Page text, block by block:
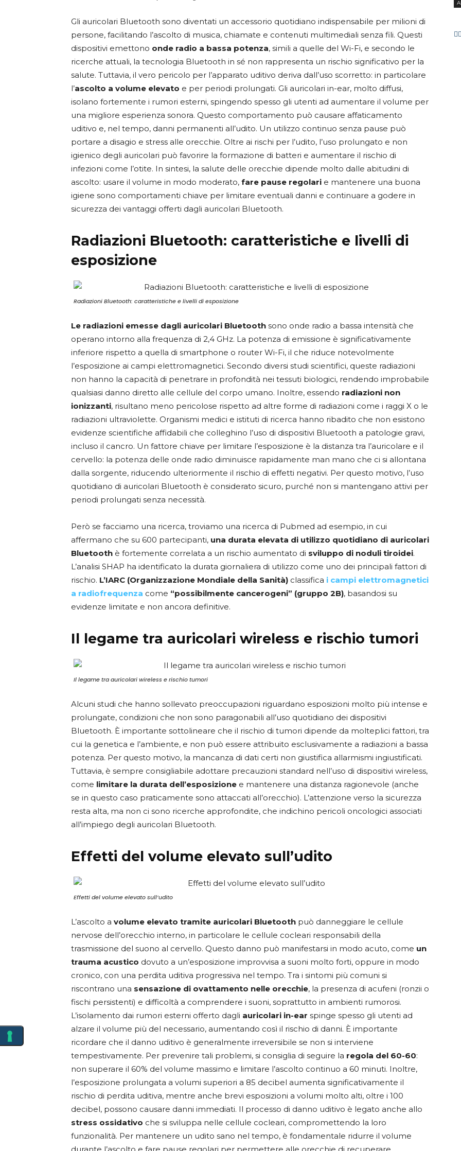
Gli auricolari Bluetooth sono diventati un accessorio quotidiano indispensabile per milioni di
persone, facilitando l’ascolto di musica, chiamate e contenuti multimediali senza fili. Questi
dispositivi emettono onde radio a bassa potenza, simili a quelle del Wi-Fi, e secondo le
ricerche attuali, la tecnologia Bluetooth in sé non rappresenta un rischio significativo per la
salute. Tuttavia, il vero pericolo per l’apparato uditivo deriva dall’uso scorretto: in particolare
l’ascolto a volume elevato e per periodi prolungati. Gli auricolari in-ear, molto diffusi,
isolano fortemente i rumori esterni, spingendo spesso gli utenti ad aumentare il volume per
una migliore esperienza sonora. Questo comportamento può causare affaticamento
uditivo e, nel tempo, danni permanenti all’udito. Un utilizzo continuo senza pause può
portare a disagio e stress alle orecchie. Oltre ai rischi per l’udito, l’uso prolungato e non
igienico degli auricolari può favorire la formazione di batteri e aumentare il rischio di
infezioni come l’otite. In sintesi, la salute delle orecchie dipende molto dalle abitudini di
ascolto: usare il volume in modo moderato, fare pause regolari e mantenere una buona
igiene sono comportamenti chiave per limitare eventuali danni e continuare a godere in
sicurezza dei vantaggi offerti dagli auricolari Bluetooth.
Radiazioni Bluetooth: caratteristiche e livelli di
esposizione
Radiazioni Bluetooth: caratteristiche e livelli di esposizione
Le radiazioni emesse dagli auricolari Bluetooth sono onde radio a bassa intensità che
operano intorno alla frequenza di 2,4 GHz. La potenza di emissione è significativamente
inferiore rispetto a quella di smartphone o router Wi-Fi, il che riduce notevolmente
l’esposizione ai campi elettromagnetici. Secondo diversi studi scientifici, queste radiazioni
non hanno la capacità di penetrare in profondità nei tessuti biologici, rendendo improbabile
qualsiasi danno diretto alle cellule del corpo umano. Inoltre, essendo radiazioni non
ionizzanti, risultano meno pericolose rispetto ad altre forme di radiazioni come i raggi X o le
radiazioni ultraviolette. Organismi medici e istituti di ricerca hanno ribadito che non esistono
evidenze scientifiche affidabili che colleghino l’uso di dispositivi Bluetooth a patologie gravi,
incluso il cancro. Un fattore chiave per limitare l’esposizione è la distanza tra l’auricolare e il
cervello: la potenza delle onde radio diminuisce rapidamente man mano che ci si allontana
dalla sorgente, riducendo ulteriormente il rischio di effetti negativi. Per questo motivo, l’uso
quotidiano di auricolari Bluetooth è considerato sicuro, purché non si mantengano attivi per
periodi prolungati senza necessità.
Però se facciamo una ricerca, troviamo una ricerca di Pubmed ad esempio, in cui
affermano che su 600 partecipanti, una durata elevata di utilizzo quotidiano di auricolari
Bluetooth è fortemente correlata a un rischio aumentato di sviluppo di noduli tiroidei.
L’analisi SHAP ha identificato la durata giornaliera di utilizzo come uno dei principali fattori di
rischio. L’IARC (Organizzazione Mondiale della Sanità) classifica i campi elettromagnetici
a radiofrequenza come “possibilmente cancerogeni” (gruppo 2B), basandosi su
evidenze limitate e non ancora definitive.
Il legame tra auricolari wireless e rischio tumori
Il legame tra auricolari wireless e rischio tumori
Alcuni studi che hanno sollevato preoccupazioni riguardano esposizioni molto più intense e
prolungate, condizioni che non sono paragonabili all’uso quotidiano dei dispositivi
Bluetooth. È importante sottolineare che il rischio di tumori dipende da molteplici fattori, tra
cui la genetica e l’ambiente, e non può essere attribuito esclusivamente a radiazioni a bassa
potenza. Per questo motivo, la mancanza di dati certi non giustifica allarmismi ingiustificati.
Tuttavia, è sempre consigliabile adottare precauzioni standard nell’uso di dispositivi wireless,
come limitare la durata dell’esposizione e mantenere una distanza ragionevole (anche
se in questo caso praticamente sono attaccati all’orecchio). L’attenzione verso la sicurezza
resta alta, ma non ci sono ricerche approfondite, che indichino pericoli oncologici associati
all’impiego degli auricolari Bluetooth.
Effetti del volume elevato sull’udito
Effetti del volume elevato sull’udito
L’ascolto a volume elevato tramite auricolari Bluetooth può danneggiare le cellule
nervose dell’orecchio interno, in particolare le cellule cocleari responsabili della
trasmissione del suono al cervello. Questo danno può manifestarsi in modo acuto, come un
trauma acustico dovuto a un’esposizione improvvisa a suoni molto forti, oppure in modo
cronico, con una perdita uditiva progressiva nel tempo. Tra i sintomi più comuni si
riscontrano una sensazione di ovattamento nelle orecchie, la presenza di acufeni (ronzii o
fischi persistenti) e difficoltà a comprendere i suoni, soprattutto in ambienti rumorosi.
L’isolamento dai rumori esterni offerto dagli auricolari in-ear spinge spesso gli utenti ad
alzare il volume più del necessario, aumentando così il rischio di danni. È importante
ricordare che il danno uditivo è generalmente irreversibile se non si interviene
tempestivamente. Per prevenire tali problemi, si consiglia di seguire la regola del 60-60:
non superare il 60% del volume massimo e limitare l’ascolto continuo a 60 minuti. Inoltre,
l’esposizione prolungata a volumi superiori a 85 decibel aumenta significativamente il
rischio di perdita uditiva, mentre anche brevi esposizioni a volumi molto alti, oltre i 100
decibel, possono causare danni immediati. Il processo di danno uditivo è legato anche allo
stress ossidativo che si sviluppa nelle cellule cocleari, compromettendo la loro
funzionalità. Per mantenere un udito sano nel tempo, è fondamentale ridurre il volume